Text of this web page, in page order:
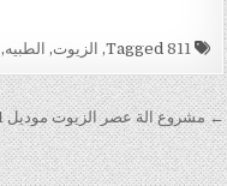
Tagged
811
, الزيوت, الطبيه,
تصفّح المقالات
← مشروع الة عصر الزيوت موديل 811 ماركة المهندس منسى